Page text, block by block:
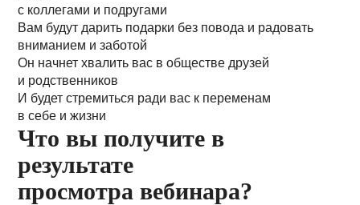
с коллегами и подругами
Вам будут дарить подарки без повода и радовать
вниманием и заботой
Он начнет хвалить вас в обществе друзей
и родственников
И будет стремиться ради вас к переменам
в себе и жизни
Что вы получите в
результате
просмотра вебинара?